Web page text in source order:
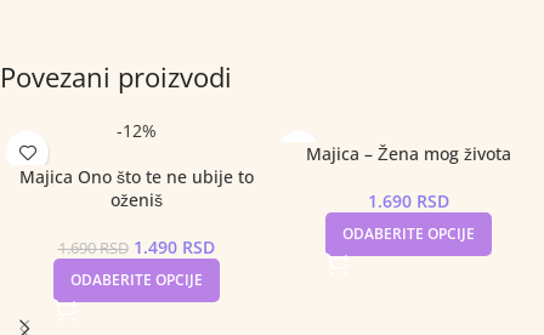
Povezani proizvodi
-12%
Majica Ono što te ne ubije to
oženiš
1.690RSD 1.490 RSD
ODABERITE OPCIJE
Majica – Žena mog života
1.690 RSD
ODABERITE OPCIJE